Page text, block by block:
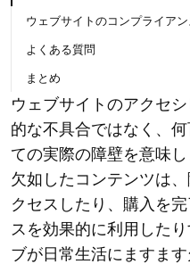
ウェブサイトのアクセ
的な不具合ではなく、
ての実際の障壁を意味
欠如したコンテンツは
クセスしたり、購入を
スを効果的に利用した
ブが日常生活にますま
ウェブサイトのコンプライア
よくある質問
まとめ